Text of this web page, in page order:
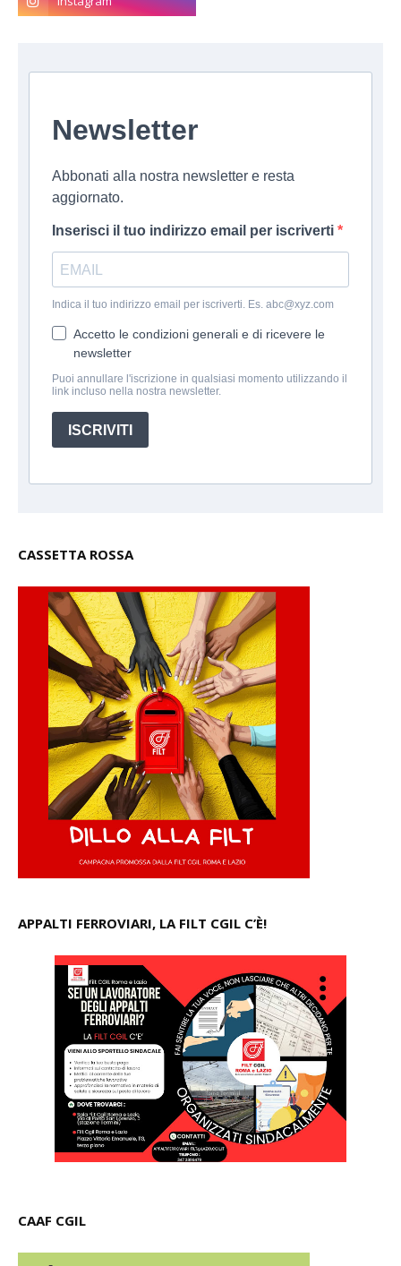
Newsletter
Abbonati alla nostra newsletter e resta
aggiornato.
Inserisci il tuo indirizzo email per iscriverti
Indica il tuo indirizzo email per iscriverti. Es. abc@xyz.com
Accetto le condizioni generali e di ricevere le
newsletter
Puoi annullare l'iscrizione in qualsiasi momento utilizzando il
link incluso nella nostra newsletter.
ISCRIVITI
CASSETTA ROSSA
APPALTI FERROVIARI, LA FILT CGIL C’È!
CAAF CGIL